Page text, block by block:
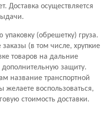
Доставка осуществляется
(обрешетку) груза.
(в том числе, хрупкие
товаров на дальние
дополнительную защиту.
название транспортной
желаете воспользоваться,
стоимость доставки.